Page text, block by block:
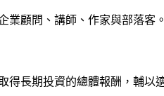
業顧問、講師、作家與部落客
得長期投資的總體報酬，輔以